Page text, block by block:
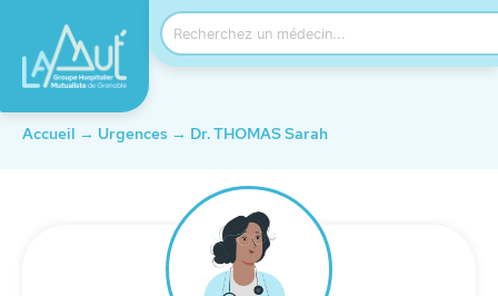
Accueil → Urgences → Dr. THOMAS Sarah